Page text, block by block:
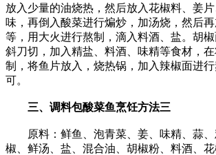
放入少量的油烧热，然后放入花椒料、姜
味，再倒入酸菜进行煸炒，加汤烧，然后
等，用大火进行熬制，滴入料酒、盐。胡
斜刀切，加入精盐、料酒、味精等食材，
制，将鱼片放入，烧热锅，加入辣椒面进
可。
三、调料包酸菜鱼烹饪方法三
原料：鲜鱼、泡青菜、姜、味精、蒜、
椒、鲜汤、盐、混合油、胡椒粉、料酒、